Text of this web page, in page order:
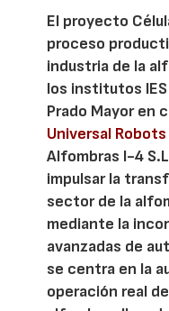
El proyecto
proceso
industria de la
los institutos IES
Prado Mayor en
Universal Robots
Alfombras I-4
impulsar la
sector de la
mediante la
avanzadas de
se centra en la
operación real